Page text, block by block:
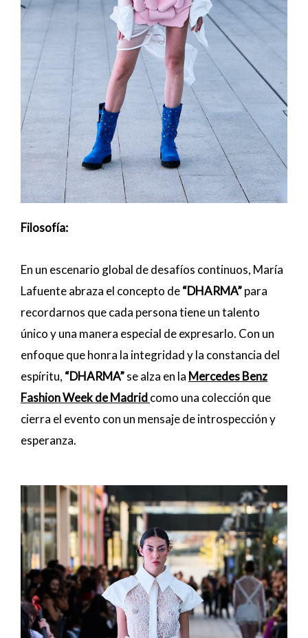
Filosofía:
En un escenario global de desafíos continuos, María
Lafuente abraza el concepto de“DHARMA”para
recordarnos que cada persona tiene un talento
único y una manera especial de expresarlo. Con un
enfoque que honra la integridad y la constancia del
espíritu, “DHARMA”se alza en la Mercedes Benz
Fashion Week de Madrid como una colección que
cierra el evento con un mensaje de introspección y
esperanza.